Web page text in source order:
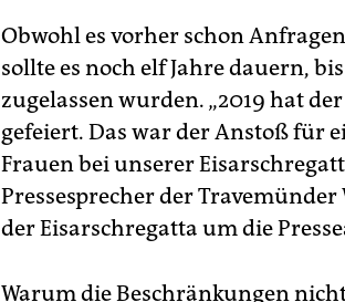
Obwohl es vorher schon
sollte es noch elf Jahre dauern,
zugelassen wurden. „2019 hat
gefeiert. Das war der Anstoß für
Frauen bei unserer
Pressesprecher der
der Eisarschregatta um die
Warum die Beschränkungen